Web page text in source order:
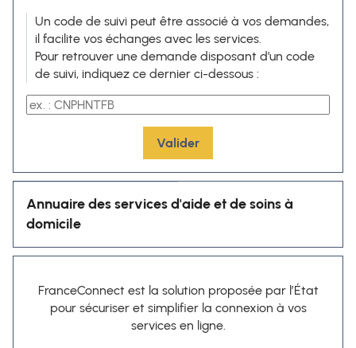
Un code de suivi peut être associé à vos demandes,
il facilite vos échanges avec les services.
Pour retrouver une demande disposant d’un code
de suivi, indiquez ce dernier ci-dessous :
Code de suivi
Valider
Annuaire des services d'aide et de soins à
domicile
FranceConnect est la solution proposée par l’État
pour sécuriser et simplifier la connexion à vos
services en ligne.